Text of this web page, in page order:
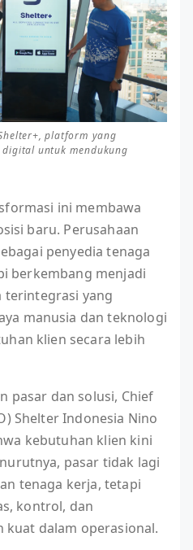
platform yang
untuk mendukung
ini membawa
baru. Perusahaan
penyedia tenaga
berkembang menjadi
terintegrasi yang
manusia dan teknologi
klien secara lebih
pasar dan solusi, Chief
Shelter Indonesia Nino
kebutuhan klien kini
pasar tidak lagi
tenaga kerja, tetapi
kontrol, dan
dalam operasional.